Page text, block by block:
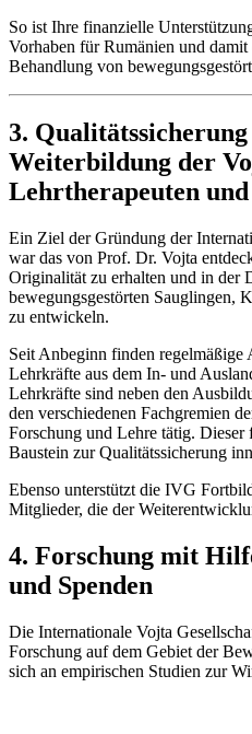
So ist Ihre finanzielle
Vorhaben für Rumänien und
Behandlung von
3.
Weiterbildung der
Lehrtherapeuten
Ein Ziel der Gründung der
war das von Prof. Dr. Vojta
Originalität zu erhalten und in der
bewegungsgestörten Sauglingen,
zu entwickeln.
Seit Anbeginn finden regelmäßige
Lehrkräfte aus dem In- und
Lehrkräfte sind neben den
den verschiedenen Fachgremien
Forschung und Lehre tätig. Dieser
Baustein zur Qualitätssicherung
Ebenso unterstützt die IVG
Mitglieder, die der
4. Forschung mit
und Spenden
Die Internationale Vojta
Forschung auf dem Gebiet der
sich an empirischen Studien zur